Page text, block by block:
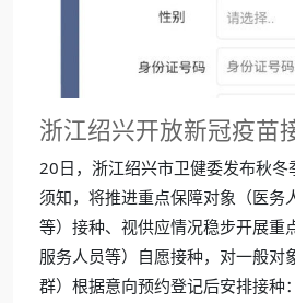
20日，浙江绍兴市卫健委发布秋冬
须知，将推进重点保障对象（医务
等）接种、视供应情况稳步开展重
服务人员等）自愿接种，对一般对
群）根据意向预约登记后安排接种